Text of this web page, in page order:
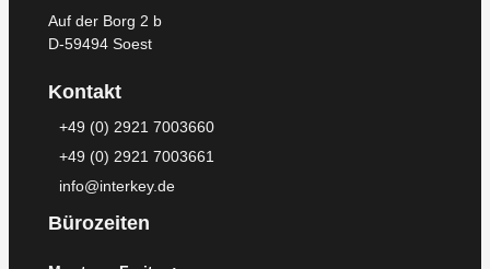
Auf der Borg 2 b
D-59494 Soest
Kontakt
+49 (0) 2921 7003660
+49 (0) 2921 7003661
info@interkey.de
Bürozeiten